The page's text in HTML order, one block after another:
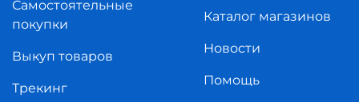
Самостоятельные
покупки
Выкуп товаров
Трекинг
Каталог магазинов
Новости
Помощь